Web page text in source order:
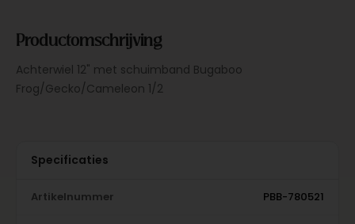
Productomschrijving
Achterwiel 12" met schuimband Bugaboo
Frog/Gecko/Cameleon 1/2
Specificaties
Artikelnummer PBB-780521